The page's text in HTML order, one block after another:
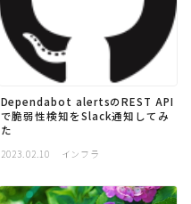
Dependabot alertsのREST API
で脆弱性検知をSlack通知してみ
た
2023.02.10 インフラ